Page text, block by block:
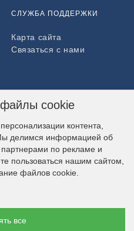
СЛУЖБА ПОДДЕРЖКИ
Карта сайта
Связаться с нами
файлы cookie
контента,
делимся информацией об
по рекламе и
пользоваться нашим сайтом,
файлов cookie.
все